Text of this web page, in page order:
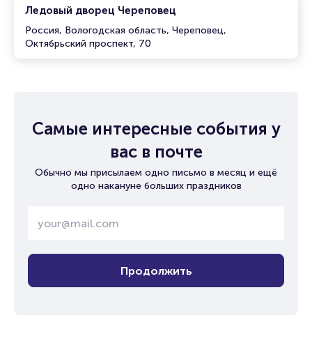
Ледовый дворец Череповец
Россия, Вологодская область, Череповец,
Октябрьский проспект, 70
Самые интересные события у
вас в почте
Обычно мы присылаем одно письмо в месяц и ещё
одно накануне больших праздников
Продолжить